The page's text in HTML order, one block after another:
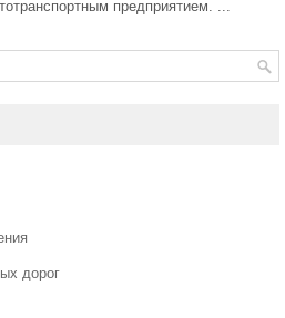
предприятием. ...
дорог